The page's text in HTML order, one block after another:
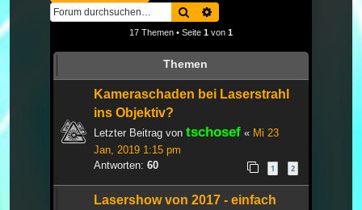
Suche
17 Themen • Seite 1 von 1
Themen
Kameraschaden bei Laserstrahl
ins Objektiv?
Letzter Beitrag von tschosef « Mi 23
Jan, 2019 1:15 pm
Antworten: 60 1 2
Lasershow von 2017 - einfach